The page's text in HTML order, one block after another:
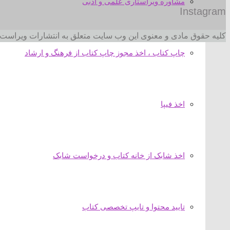
چاپ کتاب ، اخذ مجوز چاپ کتاب از فرهنگ و ارشاد
اخذ فیپا
اخذ شابک از خانه کتاب و درخواست شابک
تایید محتوا و تایپ تخصصی کتاب
Instagram
کلیه حقوق مادی و معنوی این وب سایت متعلق به انتشارات